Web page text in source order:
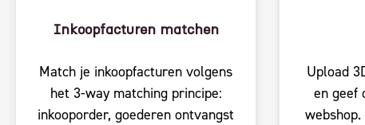
Inkoopfacturen matchen
Match je inkoopfacturen volgens
het 3-way matching principe:
inkooporder, goederen ontvangst
Upload
en geef